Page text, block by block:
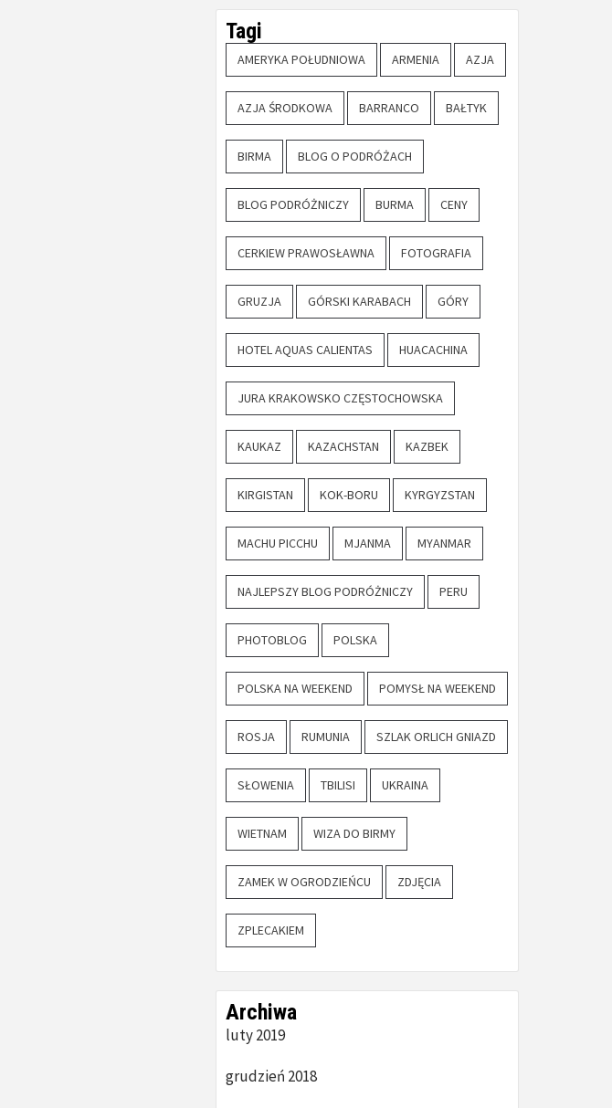
Tagi
AMERYKA POŁUDNIOWA ARMENIA AZJA
AZJA ŚRODKOWA BARRANCO BAŁTYK
BIRMA BLOG O PODRÓŻACH
BLOG PODRÓŻNICZY BURMA CENY
CERKIEW PRAWOSŁAWNA FOTOGRAFIA
GRUZJA GÓRSKI KARABACH GÓRY
HOTEL AQUAS CALIENTAS HUACACHINA
JURA KRAKOWSKO CZĘSTOCHOWSKA
KAUKAZ KAZACHSTAN KAZBEK
KIRGISTAN KOK-BORU KYRGYZSTAN
MACHU PICCHU MJANMA MYANMAR
NAJLEPSZY BLOG PODRÓŻNICZY PERU
PHOTOBLOG POLSKA
POLSKA NA WEEKEND POMYSŁ NA WEEKEND
ROSJA RUMUNIA SZLAK ORLICH GNIAZD
SŁOWENIA TBILISI UKRAINA
WIETNAM WIZA DO BIRMY
ZAMEK W OGRODZIEŃCU ZDJĘCIA
ZPLECAKIEM
Archiwa
luty 2019
grudzień 2018